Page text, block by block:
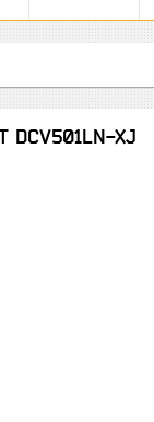
DCV501LN-XJ